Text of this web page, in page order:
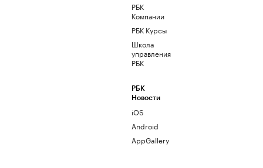
РБК
Компании
РБК Курсы
Школа
управления
РБК
РБК
Новости
iOS
Android
AppGallery